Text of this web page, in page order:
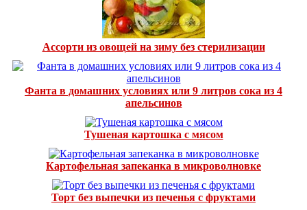
Ассорти из овощей на зиму без стерилизации
Фанта в домашних условиях или 9 литров сока из 4
апельсинов
Тушеная картошка с мясом
Картофельная запеканка в микроволновке
Торт без выпечки из печенья с фруктами